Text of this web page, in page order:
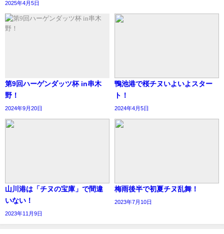
2025年4月5日
第9回ハーゲンダッツ杯 in串木
野！
2024年9月20日
鴨池港で桜チヌいよいよスター
ト！
2024年4月5日
山川港は「チヌの宝庫」で間違
いない！
2023年11月9日
梅雨後半で初夏チヌ乱舞！
2023年7月10日